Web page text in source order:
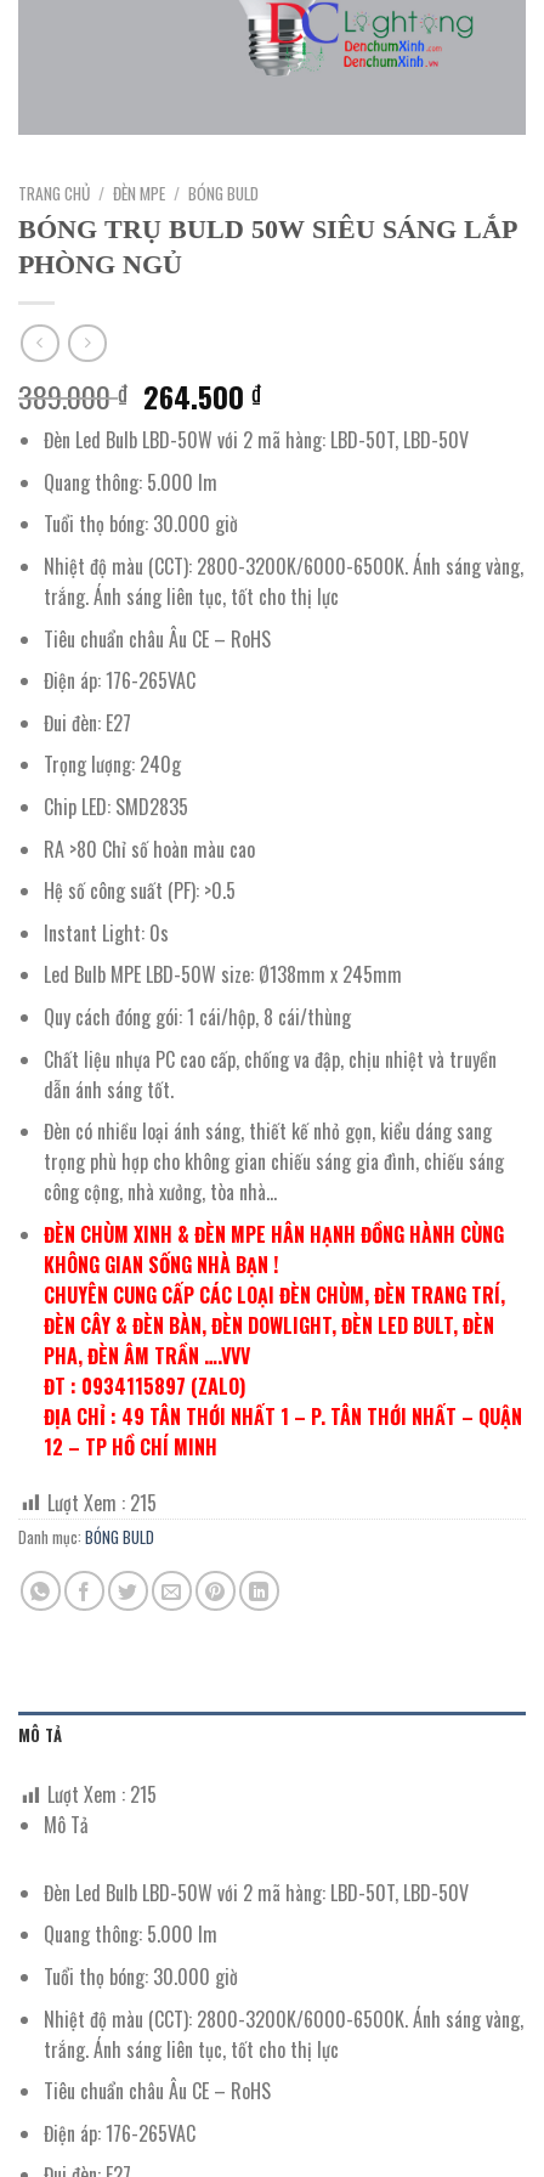
TRANG CHỦ / ĐÈN MPE / BÓNG BULD
BÓNG TRỤ BULD 50W SIÊU SÁNG LẮP
PHÒNG NGỦ
389.000₫ Giá
gốc
là:
389.000 ₫.
264.500₫Giá
hiện
tại
Đèn Led Bulb LBD-50W với 2 mã hàng: LBD-50T, LBD-50V
Quang thông: 5.000 lm
Tuổi thọ bóng: 30.000 giờ
Nhiệt độ màu (CCT): 2800-3200K/6000-6500K. Ánh sáng vàng,
trắng. Ánh sáng liên tục, tốt cho thị lực
Tiêu chuẩn châu Âu CE – RoHS
Điện áp: 176-265VAC
Đui đèn: E27
Trọng lượng: 240g
Chip LED: SMD2835
RA >80 Chỉ số hoàn màu cao
Hệ số công suất (PF): >0.5
Instant Light: 0s
Led Bulb MPE LBD-50W size: Ø138mm x 245mm
Quy cách đóng gói: 1 cái/hộp, 8 cái/thùng
Chất liệu nhựa PC cao cấp, chống va đập, chịu nhiệt và truyền
dẫn ánh sáng tốt.
Đèn có nhiều loại ánh sáng, thiết kế nhỏ gọn, kiểu dáng sang
trọng phù hợp cho không gian chiếu sáng gia đình, chiếu sáng
công cộng, nhà xưởng, tòa nhà…
ĐÈN CHÙM XINH & ĐÈN MPE HÂN HẠNH ĐỒNG HÀNH CÙNG
KHÔNG GIAN SỐNG NHÀ BẠN !
CHUYÊN CUNG CẤP CÁC LOẠI ĐÈN CHÙM, ĐÈN TRANG TRÍ,
ĐÈN CÂY & ĐÈN BÀN, ĐÈN DOWLIGHT, ĐÈN LED BULT, ĐÈN
PHA, ĐÈN ÂM TRẦN ….VVV
ĐT : 0934115897 (ZALO)
ĐỊA CHỈ : 49 TÂN THỚI NHẤT 1 – P. TÂN THỚI NHẤT – QUẬN
12 – TP HỒ CHÍ MINH
Lượt Xem : 215
Danh mục: BÓNG BULD
MÔ TẢ
Lượt Xem : 215
Mô Tả
Đèn Led Bulb LBD-50W với 2 mã hàng: LBD-50T, LBD-50V
Quang thông: 5.000 lm
Tuổi thọ bóng: 30.000 giờ
Nhiệt độ màu (CCT): 2800-3200K/6000-6500K. Ánh sáng vàng,
trắng. Ánh sáng liên tục, tốt cho thị lực
Tiêu chuẩn châu Âu CE – RoHS
Điện áp: 176-265VAC